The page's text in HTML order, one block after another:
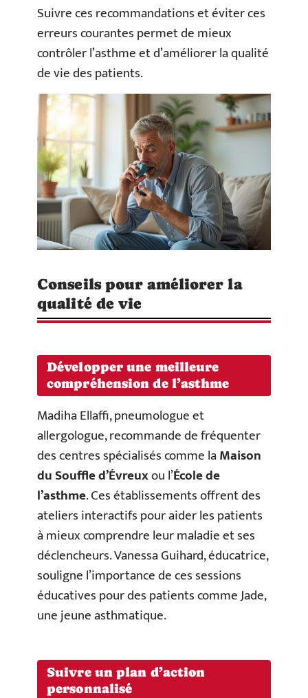
Suivre ces recommandations et éviter ces
erreurs courantes permet de mieux
contrôler l’asthme et d’améliorer la qualité
de vie des patients.
Conseils pour améliorer la
qualité de vie
Développer une meilleure
compréhension de l’asthme
Madiha Ellaffi, pneumologue et
allergologue, recommande de fréquenter
des centres spécialisés comme laMaison
du Souffle d’Évreuxou l’École de
l’asthme. Ces établissements offrent des
ateliers interactifs pour aider les patients
à mieux comprendre leur maladie et ses
déclencheurs. Vanessa Guihard, éducatrice,
souligne l’importance de ces sessions
éducatives pour des patients comme Jade,
une jeune asthmatique.
Suivre un plan d’action
personnalisé